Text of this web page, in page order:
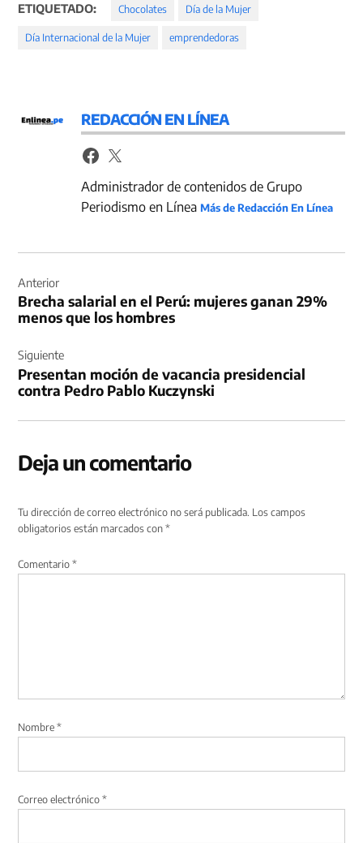
ETIQUETADO: Chocolates Día de la Mujer
Día Internacional de la Mujer emprendedoras
REDACCIÓN EN LÍNEA
Administrador de contenidos de Grupo
Periodismo en LíneaMás de Redacción En Línea
de
entradas
Anterior
Brecha salarial en el Perú: mujeres ganan 29%
menos que los hombres
Siguiente
Presentan moción de vacancia presidencial
contra Pedro Pablo Kuczynski
Deja un comentario
Tu dirección de correo electrónico no será publicada. Los campos
obligatorios están marcados con*
Comentario*
Nombre*
Correo electrónico*